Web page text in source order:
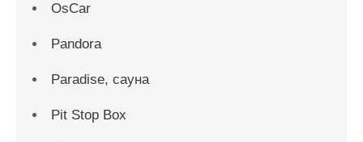
OsCar
Pandora
Paradise, сауна
Pit Stop Box